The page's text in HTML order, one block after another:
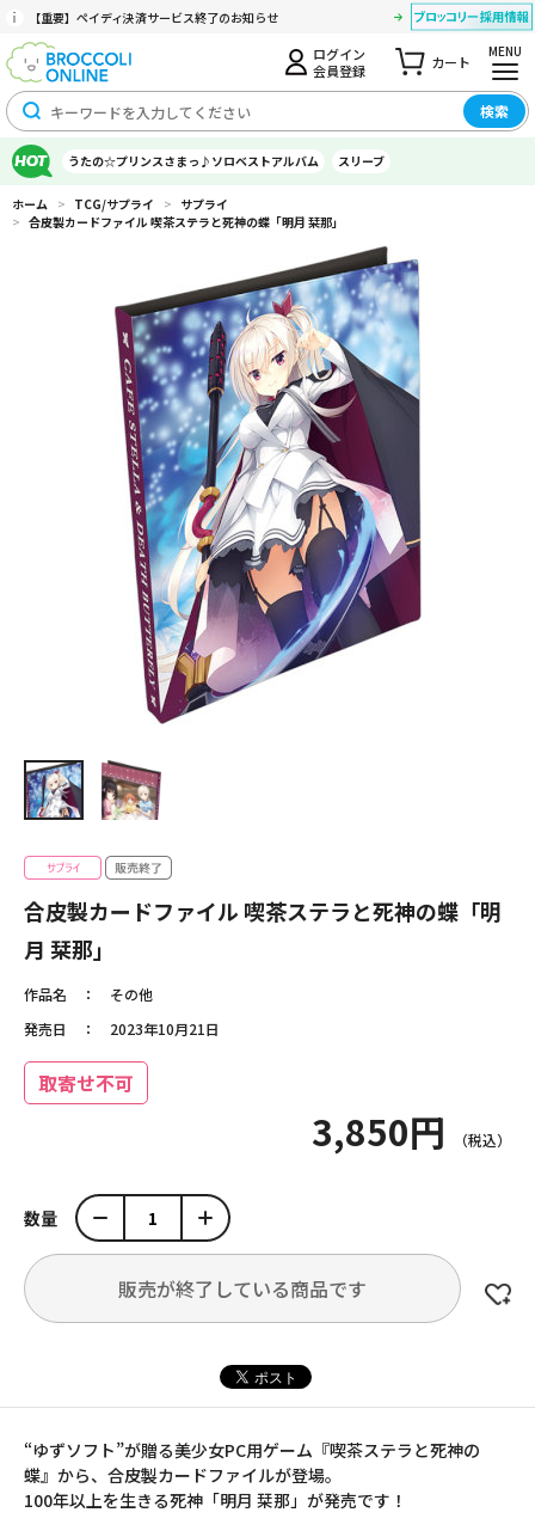
【重要】ペイディ決済サービス終了のお知らせ
ログイン
会員登録
カート
MENU
検索
うたの☆プリンスさまっ♪ソロベストアルバム スリーブ
ホーム > TCG/サプライ > サプライ
> 合皮製カードファイル 喫茶ステラと死神の蝶「明月 栞那」
合皮製カードファイル 喫茶ステラと死神の蝶「明
月 栞那」
作品名
その他
発売日
2023年10月21日
取寄せ不可
3,850円
数量
販売が終了している商品です
“ゆずソフト”が贈る美少女PC用ゲーム『喫茶ステラと死神の
蝶』から、合皮製カードファイルが登場。
100年以上を生きる死神「明月 栞那」が発売です！